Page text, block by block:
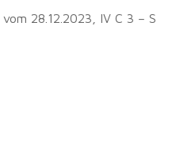
28.12.2023, IV C 3 – S